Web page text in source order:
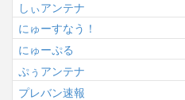
しぃアンテナ
にゅーすなう！
にゅーぷる
ぷぅアンテナ
プレバン速報